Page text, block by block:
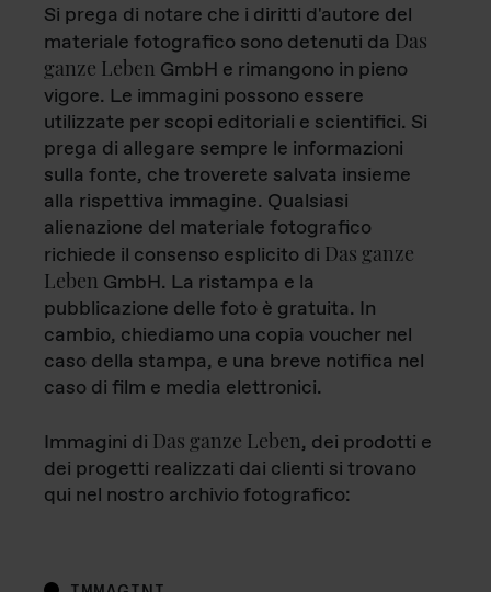
Si prega di notare che i diritti d'autore del
materiale fotografico sono detenuti da Das
ganze Leben GmbH e rimangono in pieno
vigore. Le immagini possono essere
utilizzate per scopi editoriali e scientifici. Si
prega di allegare sempre le informazioni
sulla fonte, che troverete salvata insieme
alla rispettiva immagine. Qualsiasi
alienazione del materiale fotografico
richiede il consenso esplicito di Das ganze
Leben GmbH. La ristampa e la
pubblicazione delle foto è gratuita. In
cambio, chiediamo una copia voucher nel
caso della stampa, e una breve notifica nel
caso di film e media elettronici.
Immagini di Das ganze Leben, dei prodotti e
dei progetti realizzati dai clienti si trovano
qui nel nostro archivio fotografico: